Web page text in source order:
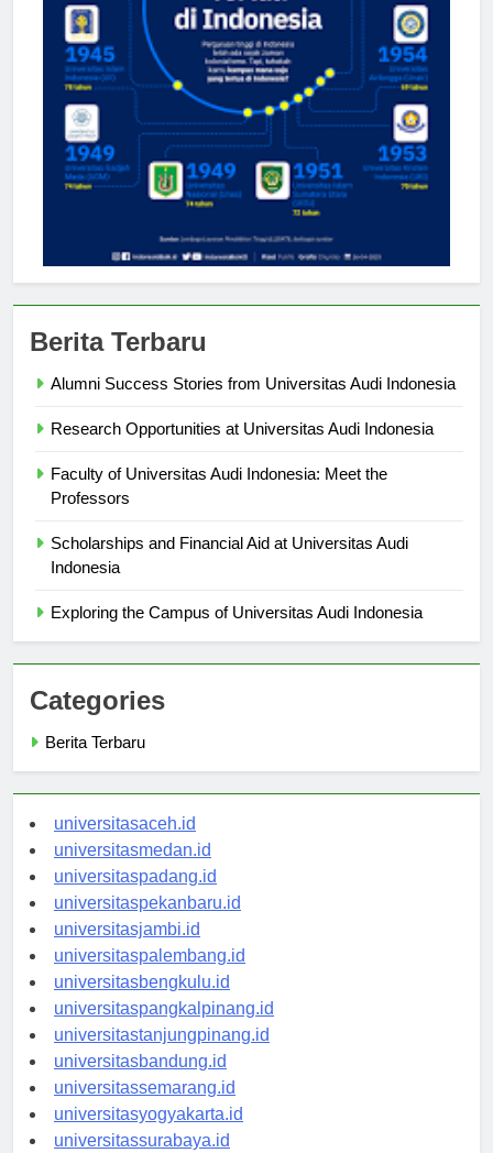
Faculty of Universitas Audi Indonesia: Meet the
Scholarships and Financial Aid at Universitas Audi
Categories
universitasaceh.id
universitasmedan.id
universitaspadang.id
universitaspekanbaru.id
universitasjambi.id
universitaspalembang.id
universitasbengkulu.id
universitaspangkalpinang.id
universitastanjungpinang.id
universitasbandung.id
universitassemarang.id
universitasyogyakarta.id